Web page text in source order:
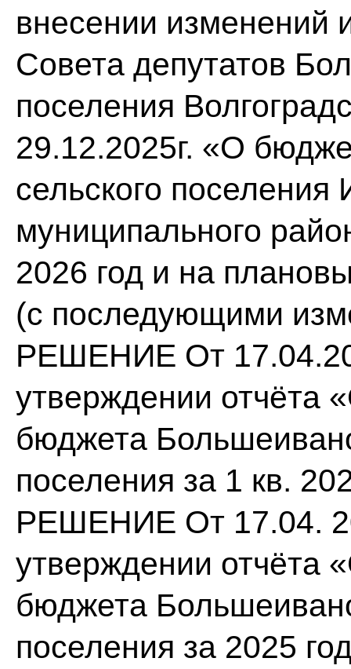
внесении изменений
Совета депутатов
поселения
29.12.2025г. «О
сельского поселения
муниципального
2026 год и на
(с последующими
РЕШЕНИЕ От
утверждении отчёта
бюджета
поселения за 1 кв.
РЕШЕНИЕ От 17.04.
утверждении отчёта
бюджета
поселения за 2025